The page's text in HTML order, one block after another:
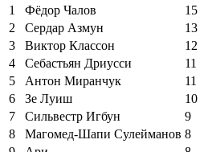
1
Фёдор Чалов
15
2
Сердар Азмун
13
3
Виктор Классон
12
4
Себастьян Дриусси
11
5
Антон Миранчук
11
6
Зе Луиш
10
7
Сильвестр Игбун
9
8
Магомед-Шапи Сулейманов 8